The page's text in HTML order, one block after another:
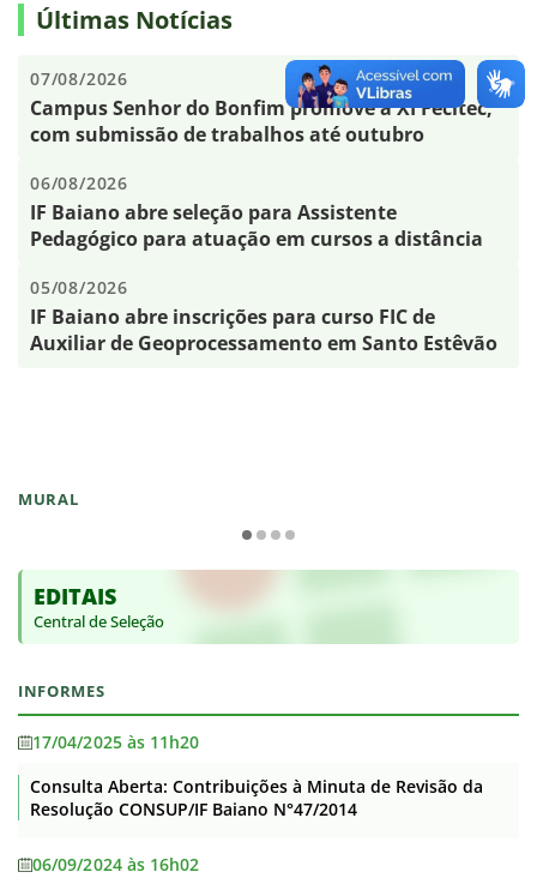
MURAL
EDITAIS
Central de Seleção
INFORMES
17/04/2025 às 11h20
Consulta Aberta: Contribuições à Minuta de Revisão da
Resolução CONSUP/IF Baiano N°47/2014
06/09/2024 às 16h02
Últimas Notícias
07/08/2026
Campus Senhor do Bonfim promove a XI Fecitec,
com submissão de trabalhos até outubro
06/08/2026
IF Baiano abre seleção para Assistente
Pedagógico para atuação em cursos a distância
05/08/2026
IF Baiano abre inscrições para curso FIC de
Auxiliar de Geoprocessamento em Santo Estêvão